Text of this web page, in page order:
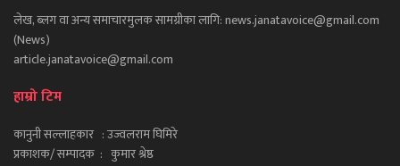
लेख, ब्लग वा अन्य समाचारमुलक सामग्रीका लागि: news.janatavoice@gmail.com
(News)
article.janatavoice@gmail.com
हाम्रो टिम
कानुनी सल्लाहकार : उज्वलराम घिमिरे
प्रकाशक/ सम्पादक : कुमार श्रेष्ठ